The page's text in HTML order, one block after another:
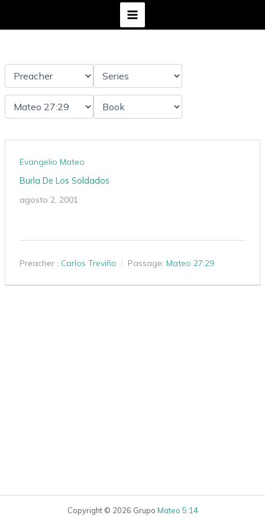
Evangelio Mateo
Burla De Los Soldados
agosto 2, 2001
Preacher : Carlos Treviño Passage: Mateo 27:29
Copyright © 2026 Grupo Mateo 5:14